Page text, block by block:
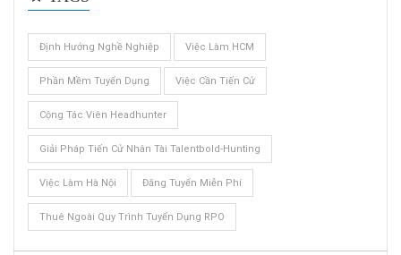
Định Hướng Nghề Nghiệp Việc Làm HCM
Phần Mềm Tuyển Dụng Việc Cần Tiến Cử
Cộng Tác Viên Headhunter
Giải Pháp Tiến Cử Nhân Tài Talentbold-Hunting
Việc Làm Hà Nội Đăng Tuyển Miễn Phí
Thuê Ngoài Quy Trình Tuyển Dụng RPO